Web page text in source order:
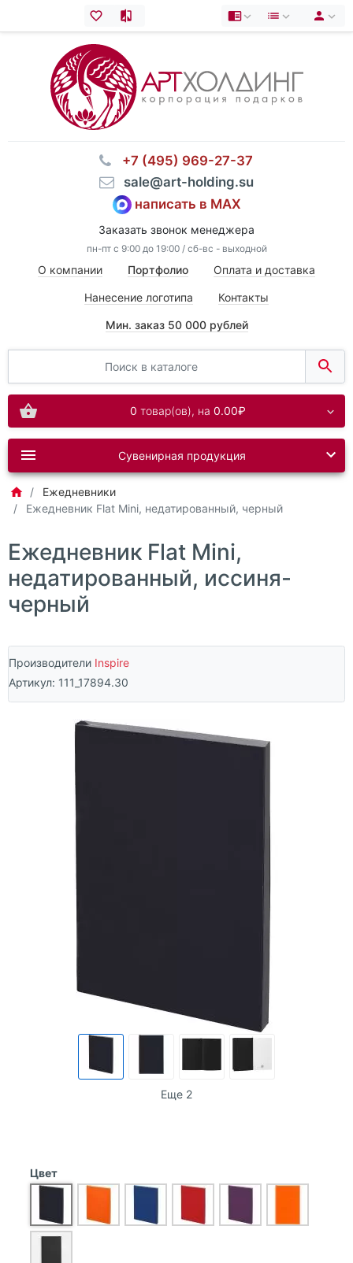
⠀+7 (495) 969-27-37
⠀sale@art-holding.su
написать в MAX
Заказать звонок менеджера
пн-пт с 9:00 до 19:00 / сб-вс - выходной
О компании Портфолио Оплата и доставка
Нанесение логотипа Контакты
Мин. заказ 50 000 рублей
0 товар(ов), на 0.00₽
Сувенирная продукция
Ежедневники
Ежедневник Flat Mini, недатированный, черный
Ежедневник Flat Mini,
недатированный, иссиня-
черный
Производители Inspire
Артикул: 111_17894.30
Еще 2
Цвет